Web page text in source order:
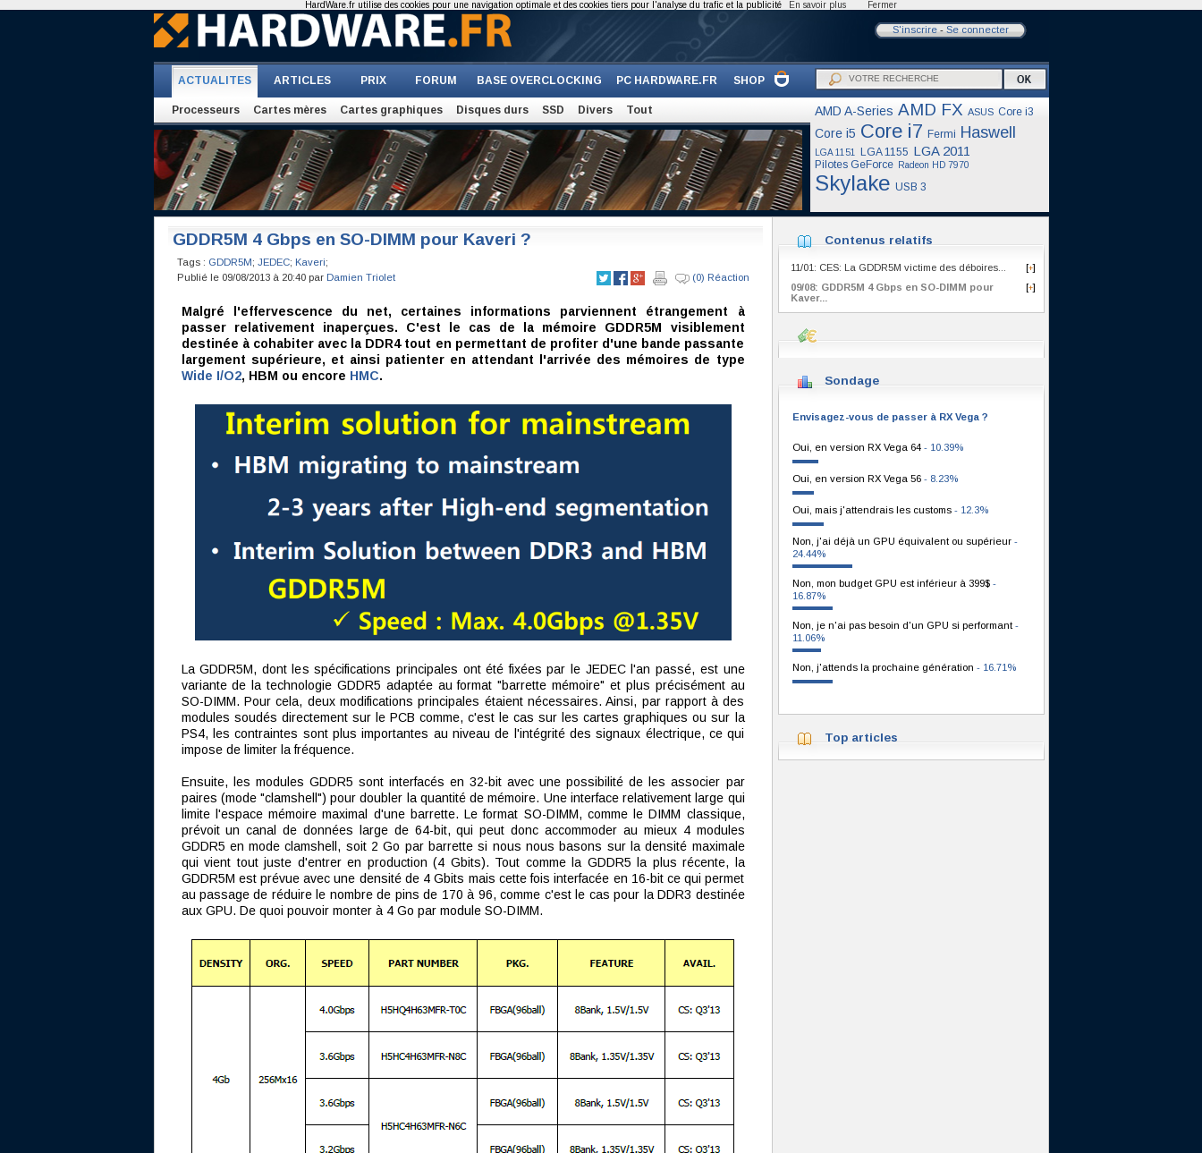
S'inscrire- Se connecter
ACTUALITES ARTICLES PRIX FORUM BASE OVERCLOCKING PC HARDWARE.FR SHOP
Processeurs Cartes mères Cartes graphiques Disques durs SSD Divers Tout AMD A-Series AMD FX ASUS Core i3
Core i5 Core i7 Fermi Haswell
LGA 1151 LGA 1155 LGA 2011
Pilotes GeForce Radeon HD 7970
Skylake USB 3
GDDR5M 4 Gbps en SO-DIMM pour Kaveri ?
Tags : GDDR5M; JEDEC; Kaveri;
Publié le 09/08/2013 à 20:40 par Damien Triolet (0) Réaction
Malgré l'effervescence du net, certaines informations parviennent étrangement à
passer relativement inaperçues. C'est le cas de la mémoire GDDR5M visiblement
destinée à cohabiter avec la DDR4 tout en permettant de profiter d'une bande passante
largement supérieure, et ainsi patienter en attendant l'arrivée des mémoires de type
Wide I/O2, HBM ou encore HMC.
La GDDR5M, dont les spécifications principales ont été fixées par le JEDEC l'an passé, est une
variante de la technologie GDDR5 adaptée au format "barrette mémoire" et plus précisément au
SO-DIMM. Pour cela, deux modifications principales étaient nécessaires. Ainsi, par rapport à des
modules soudés directement sur le PCB comme, c'est le cas sur les cartes graphiques ou sur la
PS4, les contraintes sont plus importantes au niveau de l'intégrité des signaux électrique, ce qui
impose de limiter la fréquence.
Ensuite, les modules GDDR5 sont interfacés en 32-bit avec une possibilité de les associer par
paires (mode "clamshell") pour doubler la quantité de mémoire. Une interface relativement large qui
limite l'espace mémoire maximal d'une barrette. Le format SO-DIMM, comme le DIMM classique,
prévoit un canal de données large de 64-bit, qui peut donc accommoder au mieux 4 modules
GDDR5 en mode clamshell, soit 2 Go par barrette si nous nous basons sur la densité maximale
qui vient tout juste d'entrer en production (4 Gbits). Tout comme la GDDR5 la plus récente, la
GDDR5M est prévue avec une densité de 4 Gbits mais cette fois interfacée en 16-bit ce qui permet
au passage de réduire le nombre de pins de 170 à 96, comme c'est le cas pour la DDR3 destinée
aux GPU. De quoi pouvoir monter à 4 Go par module SO-DIMM.
Contenus relatifs
[+]
11/01: CES: La GDDR5M victime des déboires...
[+]
09/08: GDDR5M 4 Gbps en SO-DIMM pour
Kaver...
Sondage
Envisagez-vous de passer à RX Vega ?
Oui, en version RX Vega 64 - 10.39%
Oui, en version RX Vega 56 - 8.23%
Oui, mais j'attendrais les customs - 12.3%
Non, j'ai déjà un GPU équivalent ou supérieur -
24.44%
Non, mon budget GPU est inférieur à 399$ -
16.87%
Non, je n'ai pas besoin d'un GPU si performant -
11.06%
Non, j'attends la prochaine génération - 16.71%
Top articles
HardWare.fr utilise des cookies pour une navigation optimale et des cookies tiers pour l'analyse du trafic et la publicité En savoir plus Fermer